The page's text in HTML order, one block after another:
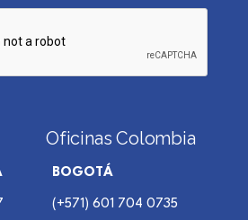
Oficinas Colombia
BOGOTÁ
(+571) 601 704 0735